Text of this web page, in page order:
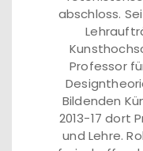
abschloss.
Professor
Bildenden
2013-17 dort
und Lehre.